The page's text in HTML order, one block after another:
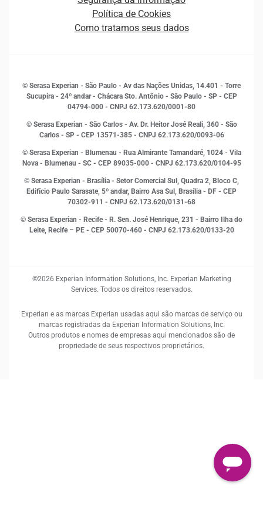
Empreendedorismo
Estudos e Pesquisas
Inovação e Tecnologia
Leis e impostos
Marketing
Open Finance
Proteção de Dados
Sustentabilidade Corporativa
Sala de Imprensa
Política de Cookies
Como tratamos seus dados
© Serasa Experian - São Paulo - Av das Nações Unidas, 14.401 - Torre
Sucupira - 24º andar - Chácara Sto. Antônio - São Paulo - SP - CEP
04794-000 - CNPJ 62.173.620/0001-80
© Serasa Experian - São Carlos - Av. Dr. Heitor José Reali, 360 - São
Carlos - SP - CEP 13571-385 - CNPJ 62.173.620/0093-06
© Serasa Experian - Blumenau - Rua Almirante Tamandaré, 1024 - Vila
Nova - Blumenau - SC - CEP 89035-000 - CNPJ 62.173.620/0104-95
© Serasa Experian - Brasília - Setor Comercial Sul, Quadra 2, Bloco C,
Edifício Paulo Sarasate, 5º andar, Bairro Asa Sul, Brasília - DF - CEP
70302-911 - CNPJ 62.173.620/0131-68
© Serasa Experian - Recife - R. Sen. José Henrique, 231 - Bairro Ilha do
Leite, Recife – PE - CEP 50070-460 - CNPJ 62.173.620/0133-20
©2026 Experian Information Solutions, Inc. Experian Marketing
Services. Todos os direitos reservados.
Experian e as marcas Experian usadas aqui são marcas de serviço ou
marcas registradas da Experian Information Solutions, Inc.
Outros produtos e nomes de empresas aqui mencionados são de
propriedade de seus respectivos proprietários.